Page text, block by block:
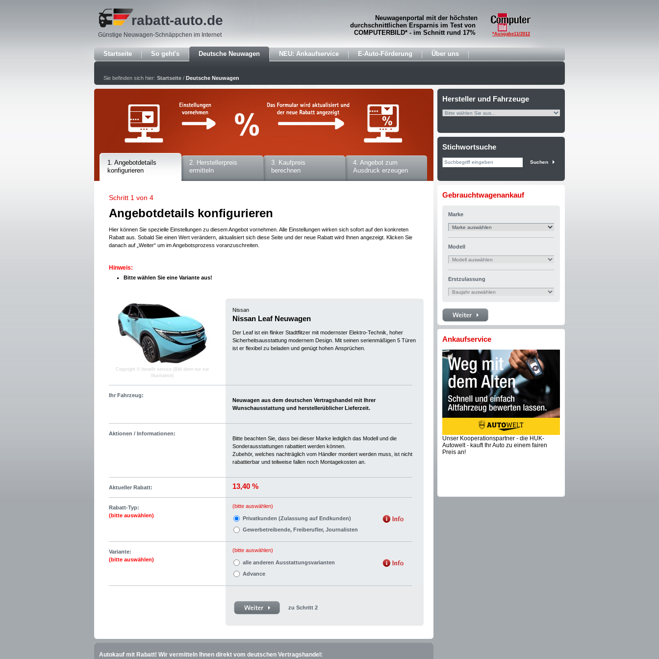
rabatt-auto.de
Günstige Neuwagen-Schnäppchen im Internet
Neuwagenportal mit der höchsten
durchschnittlichen Ersparnis im Test von
COMPUTERBILD* - im Schnitt rund 17%
*Ausgabe11/2012
Startseite So geht's Deutsche Neuwagen NEU: Ankaufservice E-Auto-Förderung Über uns
Sie befinden sich hier: Startseite / Deutsche Neuwagen
1. Angebotdetails
konfigurieren
2. Herstellerpreis
ermitteln
3. Kaufpreis
berechnen
4. Angebot zum
Ausdruck erzeugen
Schritt 1 von 4
Angebotdetails konfigurieren
Hier können Sie spezielle Einstellungen zu diesem Angebot vornehmen. Alle Einstellungen wirken sich sofort auf den konkreten
Rabatt aus. Sobald Sie einen Wert verändern, aktualisiert sich diese Seite und der neue Rabatt wird Ihnen angezeigt. Klicken Sie
danach auf „Weiter“ um im Angebotsprozess voranzuschreiten.
Hinweis:
Bitte wählen Sie eine Variante aus!
Copyright © benefit service (Bild dient nur zur
Illustration)
Nissan
Nissan Leaf Neuwagen
Der Leaf ist ein flinker Stadtflitzer mit modernster Elektro-Technik, hoher
Sicherheitsausstattung modernem Design. Mit seinen serienmäßigen 5 Türen
ist er flexibel zu beladen und genügt hohen Ansprüchen.
Ihr Fahrzeug:
Neuwagen aus dem deutschen Vertragshandel mit Ihrer
Wunschausstattung und herstellerüblicher Lieferzeit.
Aktionen / Informationen:
Bitte beachten Sie, dass bei dieser Marke lediglich das Modell und die
Sonderausstattungen rabattiert werden können.
Zubehör, welches nachträglich vom Händler montiert werden muss, ist nicht
rabattierbar und teilweise fallen noch Montagekosten an.
Aktueller Rabatt: 13,40 %
Rabatt-Typ:
(bitte auswählen)
(bitte auswählen)
Privatkunden (Zulassung auf Endkunden)
Gewerbetreibende, Freiberufler, Journalisten
Variante:
(bitte auswählen)
(bitte auswählen)
alle anderen Ausstattungsvarianten
Advance
zu Schritt 2
Autokauf mit Rabatt! Wir vermitteln Ihnen direkt vom deutschen Vertragshandel:
Hersteller und Fahrzeuge
Stichwortsuche
Suchen
Gebrauchtwagenankauf
Marke
Modell
Erstzulassung
Ankaufservice
Unser Kooperationspartner - die HUK-
Autowelt - kauft Ihr Auto zu einem fairen
Preis an!